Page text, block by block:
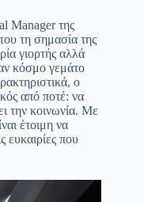
Manager της
τη σημασία της
γιορτής αλλά
κόσμο γεμάτο
ο
από ποτέ: να
την κοινωνία. Με
έτοιμη να
ευκαιρίες που